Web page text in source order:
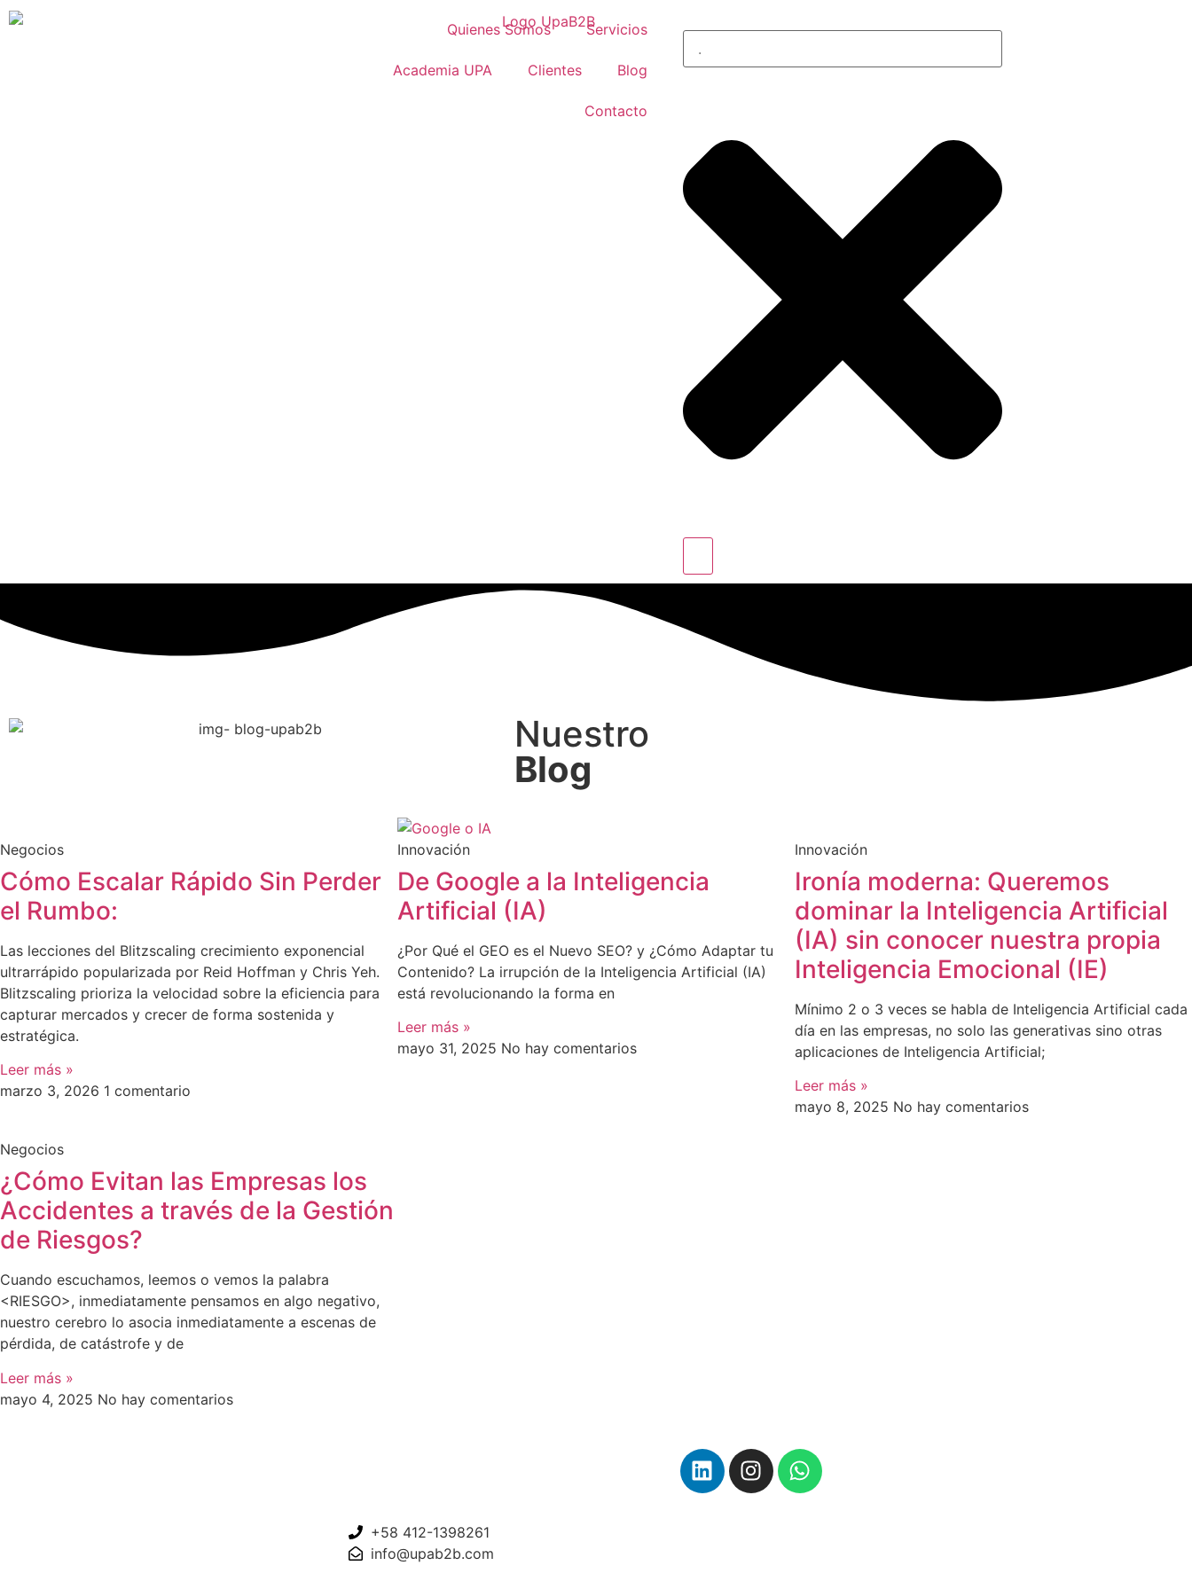
Quienes Somos Servicios
Academia UPA Clientes Blog
Contacto
Nuestro
Blog
Negocios
Cómo Escalar Rápido Sin Perder
el Rumbo:
Las lecciones del Blitzscaling crecimiento exponencial
ultrarrápido popularizada por Reid Hoffman y Chris Yeh.
Blitzscaling prioriza la velocidad sobre la eficiencia para
capturar mercados y crecer de forma sostenida y
estratégica.
Leer más »
marzo 3, 2026 1 comentario
Innovación
De Google a la Inteligencia
Artificial (IA)
¿Por Qué el GEO es el Nuevo SEO? y ¿Cómo Adaptar tu
Contenido? La irrupción de la Inteligencia Artificial (IA)
está revolucionando la forma en
Leer más »
mayo 31, 2025 No hay comentarios
Innovación
Ironía moderna: Queremos
dominar la Inteligencia Artificial
(IA) sin conocer nuestra propia
Inteligencia Emocional (IE)
Mínimo 2 o 3 veces se habla de Inteligencia Artificial cada
día en las empresas, no solo las generativas sino otras
aplicaciones de Inteligencia Artificial;
Leer más »
mayo 8, 2025 No hay comentarios
Negocios
¿Cómo Evitan las Empresas los
Accidentes a través de la Gestión
de Riesgos?
Cuando escuchamos, leemos o vemos la palabra
<RIESGO>, inmediatamente pensamos en algo negativo,
nuestro cerebro lo asocia inmediatamente a escenas de
pérdida, de catástrofe y de
Leer más »
mayo 4, 2025 No hay comentarios
+58 412-1398261
info@upab2b.com